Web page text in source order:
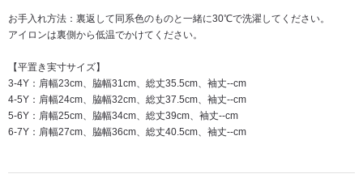
お手入れ方法：裏返して同系色のものと一緒に30℃で洗濯してください。
アイロンは裏側から低温でかけてください。
【平置き実寸サイズ】
3-4Y：肩幅23cm、脇幅31cm、総丈35.5cm、袖丈--cm
4-5Y：肩幅24cm、脇幅32cm、総丈37.5cm、袖丈--cm
5-6Y：肩幅25cm、脇幅34cm、総丈39cm、袖丈--cm
6-7Y：肩幅27cm、脇幅36cm、総丈40.5cm、袖丈--cm